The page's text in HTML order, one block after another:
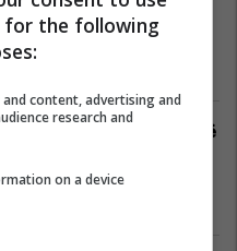
drejt Koresë së
me qira në Sllatinë të
e biznesit #16068
for the following
content, advertising and
research and
on a device